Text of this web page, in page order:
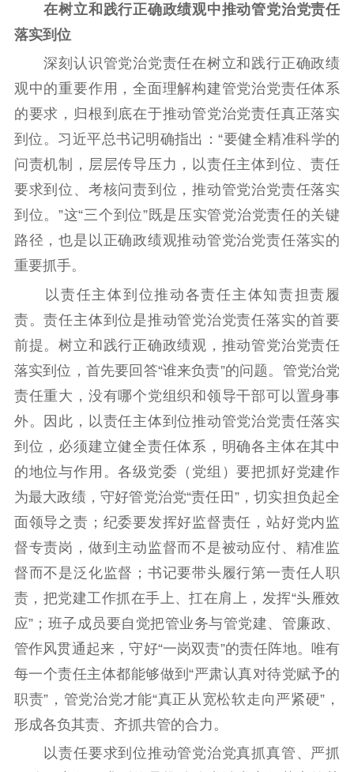
在树立和践行正确政绩观中推动管党治党责任
落实到位
深刻认识管党治党责任在树立和践行正确政绩
观中的重要作用，全面理解构建管党治党责任体系
的要求，归根到底在于推动管党治党责任真正落实
到位。习近平总书记明确指出：“要健全精准科学的
问责机制，层层传导压力，以责任主体到位、责任
要求到位、考核问责到位，推动管党治党责任落实
到位。”这“三个到位”既是压实管党治党责任的关键
路径，也是以正确政绩观推动管党治党责任落实的
重要抓手。
以责任主体到位推动各责任主体知责担责履
责。责任主体到位是推动管党治党责任落实的首要
前提。树立和践行正确政绩观，推动管党治党责任
落实到位，首先要回答“谁来负责”的问题。管党治党
责任重大，没有哪个党组织和领导干部可以置身事
外。因此，以责任主体到位推动管党治党责任落实
到位，必须建立健全责任体系，明确各主体在其中
的地位与作用。各级党委（党组）要把抓好党建作
为最大政绩，守好管党治党“责任田”，切实担负起全
面领导之责；纪委要发挥好监督责任，站好党内监
督专责岗，做到主动监督而不是被动应付、精准监
督而不是泛化监督；书记要带头履行第一责任人职
责，把党建工作抓在手上、扛在肩上，发挥“头雁效
应”；班子成员要自觉把管业务与管党建、管廉政、
管作风贯通起来，守好“一岗双责”的责任阵地。唯有
每一个责任主体都能够做到“严肃认真对待党赋予的
职责”，管党治党才能“真正从宽松软走向严紧硬”，
形成各负其责、齐抓共管的合力。
以责任要求到位推动管党治党真抓真管、严抓